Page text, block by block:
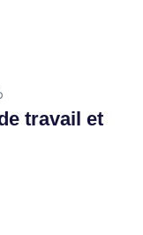
travail et